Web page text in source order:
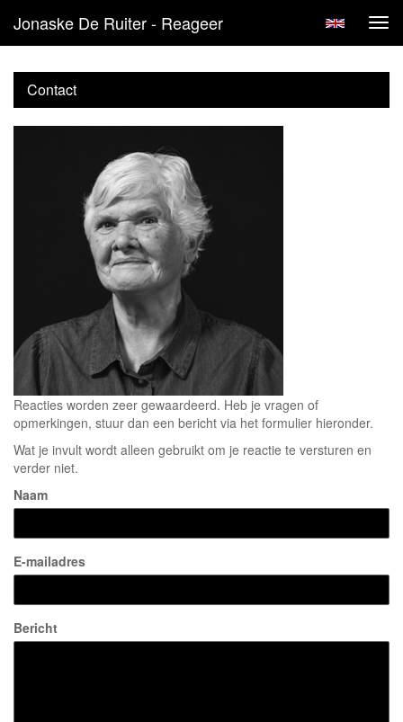
Jonaske De Ruiter - Reageer
Contact
Reacties worden zeer gewaardeerd. Heb je vragen of
opmerkingen, stuur dan een bericht via het formulier hieronder.
Wat je invult wordt alleen gebruikt om je reactie te versturen en
verder niet.
Naam
E-mailadres
Bericht